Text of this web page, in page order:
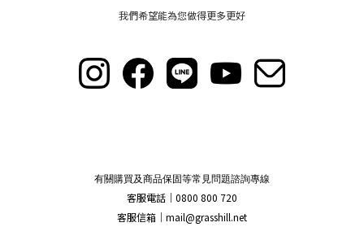
我們希望能為您做得更多更好
有關購買及商品保固等常見問題諮詢專線
客服電話｜0800 800 720
客服信箱｜ mail@grasshill.net